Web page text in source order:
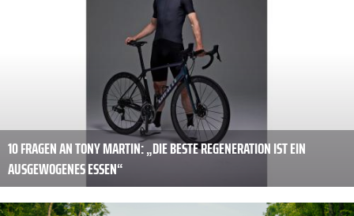
10 FRAGEN AN TONY MARTIN: „DIE BESTE REGENERATION IST EIN
AUSGEWOGENES ESSEN“